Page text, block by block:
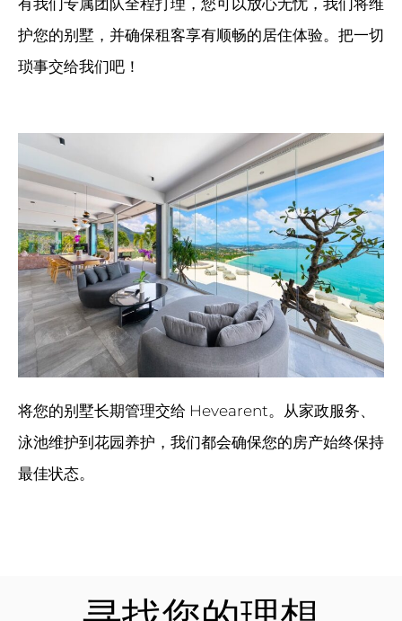
将您的别墅长期管理交给 Hevearent。从家政服务、
泳池维护到花园养护，我们都会确保您的房产始终保持
最佳状态。
有我们专属团队全程打理，您可以放心无忧，我们将维
护您的别墅，并确保租客享有顺畅的居住体验。把一切
琐事交给我们吧！